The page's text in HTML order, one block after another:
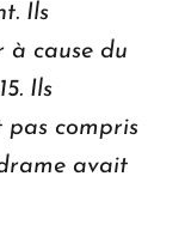
Ils
à cause du
Ils
pas compris
avait